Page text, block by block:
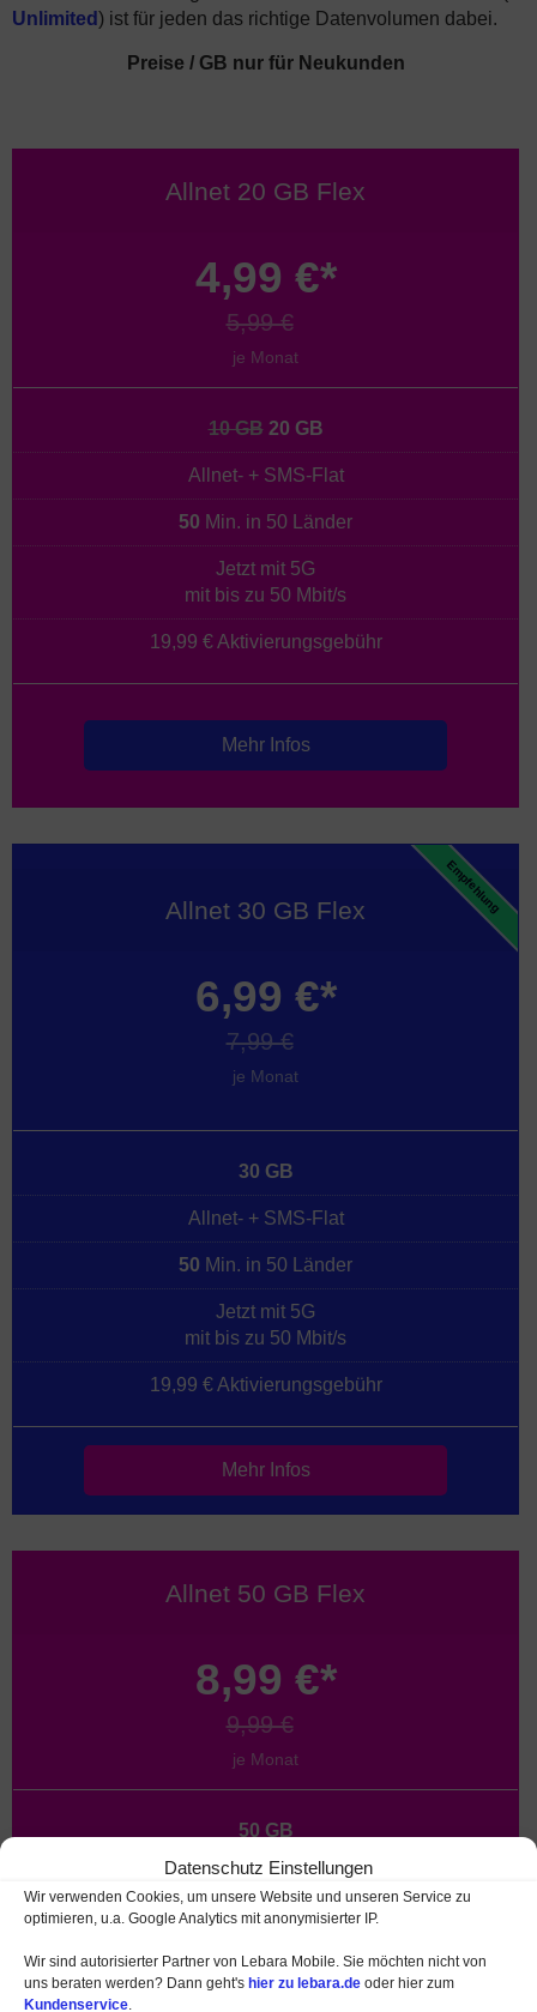
Datenschutz Einstellungen
Wir verwenden Cookies, um unsere Website und unseren Service zu
optimieren, u.a. Google Analytics mit anonymisierter IP.
Wir sind autorisierter Partner von Lebara Mobile. Sie möchten nicht von
uns beraten werden? Dann geht's hier zu lebara.de oder hier zum
Kundenservice.
Unlimited) ist für jeden das richtige Datenvolumen dabei.
Preise / GB nur für Neukunden
Allnet 20 GB Flex
4,99 €*
5,99 €
je Monat
10 GB20 GB
Allnet- + SMS-Flat
50 Min. in 50 Länder
Jetzt mit 5G
mit bis zu 50 Mbit/s
19,99 € Aktivierungsgebühr
Mehr Infos
Empfehlung
Allnet 30 GB Flex
6,99 €*
7,99 €
je Monat
30 GB
Allnet- + SMS-Flat
50 Min. in 50 Länder
Jetzt mit 5G
mit bis zu 50 Mbit/s
19,99 € Aktivierungsgebühr
Mehr Infos
Allnet 50 GB Flex
8,99 €*
9,99 €
je Monat
50 GB
Allnet- + SMS-Flat
50Min. in 50 Länder
Jetzt mit 5G
mit bis zu 50 Mbit/s